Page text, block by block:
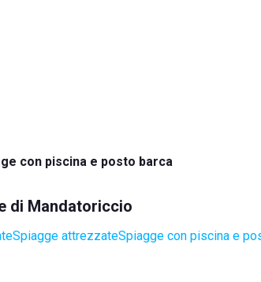
con piscina e posto barca
di Mandatoriccio
Spiagge attrezzateSpiagge con piscina e